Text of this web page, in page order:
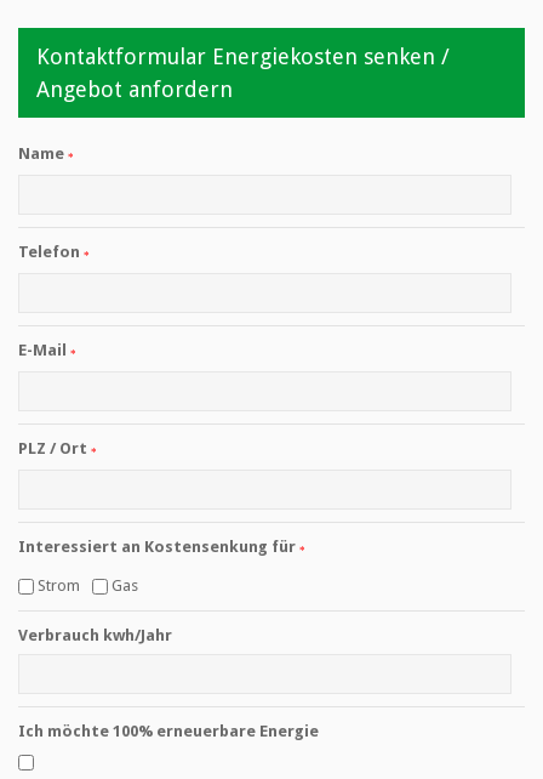
Kontaktformular Energiekosten senken /
Angebot anfordern
Name
Telefon
E-Mail
PLZ / Ort
Interessiert an Kostensenkung für
Strom Gas
Verbrauch kwh/Jahr
Ich möchte 100% erneuerbare Energie